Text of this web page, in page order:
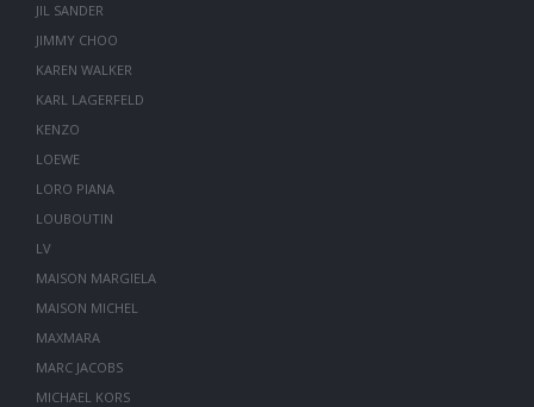
JIL SANDER
JIMMY CHOO
KAREN WALKER
KARL LAGERFELD
KENZO
LOEWE
LORO PIANA
LOUBOUTIN
LV
MAISON MARGIELA
MAISON MICHEL
MAXMARA
MARC JACOBS
MICHAEL KORS